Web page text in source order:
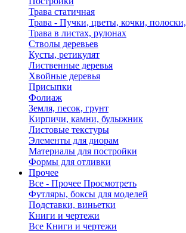
Трава статичная
Трава - Пучки, цветы, кочки,
Трава в листах, рулонах
Стволы деревьев
Кусты, ретикулят
Лиственные деревья
Хвойные деревья
Присыпки
Фолиаж
Земля, песок, грунт
Кирпичи, камни, булыжник
Листовые текстуры
Элементы для диорам
Материалы для постройки
Формы для отливки
Прочее
Все - Прочее Просмотреть
Футляры, боксы для моделей
Подставки, виньетки
Книги и чертежи
Все Книги и чертежи